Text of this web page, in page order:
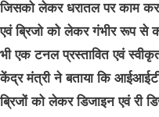
जिसको लेकर धरातल पर काम
एवं ब्रिजो को लेकर गंभीर रूप से
भी एक टनल प्रस्तावित एवं
केंद्र मंत्री ने बताया कि
ब्रिजों को लेकर डिजाइन एवं री